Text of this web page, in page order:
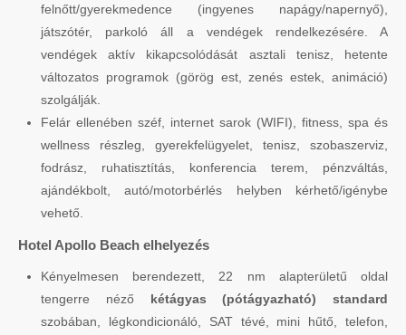
felnőtt/gyerekmedence (ingyenes napágy/napernyő),
játszótér, parkoló áll a vendégek rendelkezésére. A
vendégek aktív kikapcsolódását asztali tenisz, hetente
változatos programok (görög est, zenés estek, animáció)
szolgálják.
Felár ellenében széf, internet sarok (WIFI), fitness, spa és
wellness részleg, gyerekfelügyelet, tenisz, szobaszerviz,
fodrász, ruhatisztítás, konferencia terem, pénzváltás,
ajándékbolt, autó/motorbérlés helyben kérhető/igénybe
vehető.
Hotel Apollo Beach elhelyezés
Kényelmesen berendezett, 22 nm alapterületű oldal
tengerre néző kétágyas (pótágyazható) standard
szobában, légkondicionáló, SAT tévé, mini hűtő, telefon,